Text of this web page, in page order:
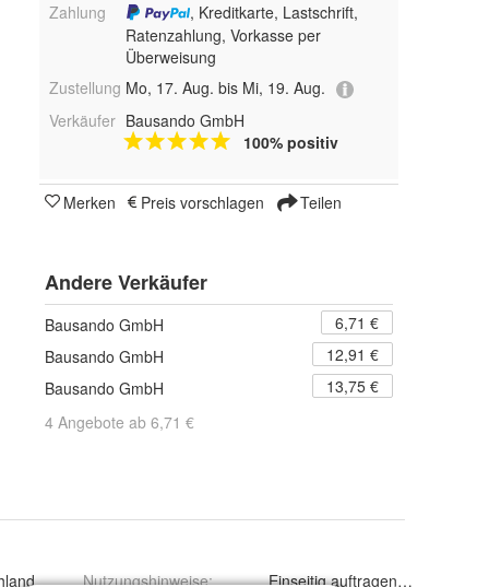
Zahlung
, Kreditkarte, Lastschrift,
Ratenzahlung, Vorkasse per
Überweisung
Zustellung Mo, 17. Aug. bis Mi, 19. Aug.
Verkäufer Bausando GmbH
100% positiv
Merken Preis vorschlagen Teilen
Andere Verkäufer
Bausando GmbH
6,71 €
Bausando GmbH
12,91 €
Bausando GmbH
13,75 €
4 Angebote ab 6,71 €
Platten Anschlüsse an Durchdringungen
Nutzungshinweise:
Einseitig auftragen dehnen bei